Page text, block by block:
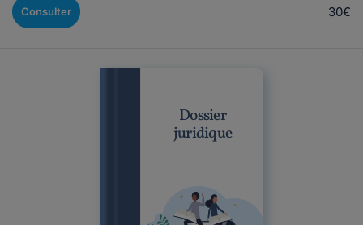
Consulter 30€
Dossier
juridique